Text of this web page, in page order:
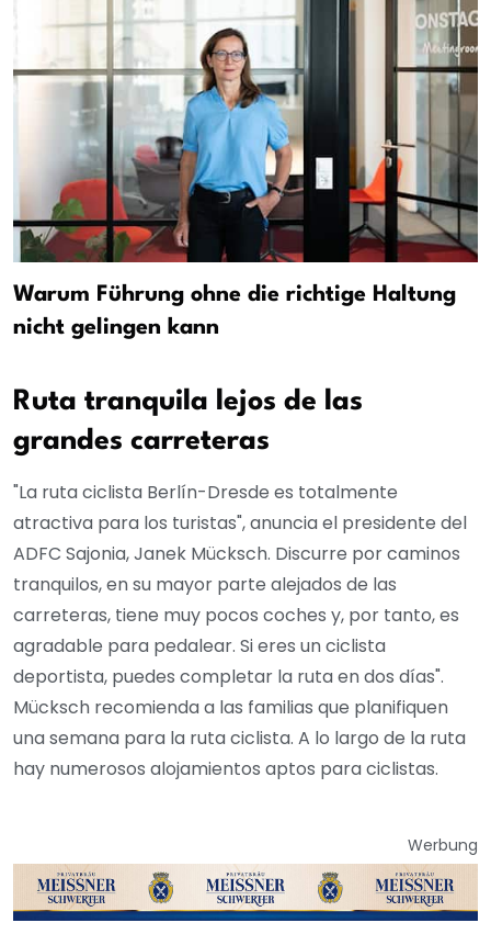
Warum Führung ohne die richtige Haltung
nicht gelingen kann
Ruta tranquila lejos de las
grandes carreteras
"La ruta ciclista Berlín-Dresde es totalmente
atractiva para los turistas", anuncia el presidente del
ADFC Sajonia, Janek Mücksch. Discurre por caminos
tranquilos, en su mayor parte alejados de las
carreteras, tiene muy pocos coches y, por tanto, es
agradable para pedalear. Si eres un ciclista
deportista, puedes completar la ruta en dos días".
Mücksch recomienda a las familias que planifiquen
una semana para la ruta ciclista. A lo largo de la ruta
hay numerosos alojamientos aptos para ciclistas.
Werbung